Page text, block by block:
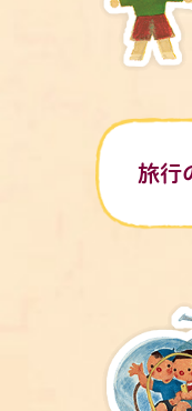
旅行